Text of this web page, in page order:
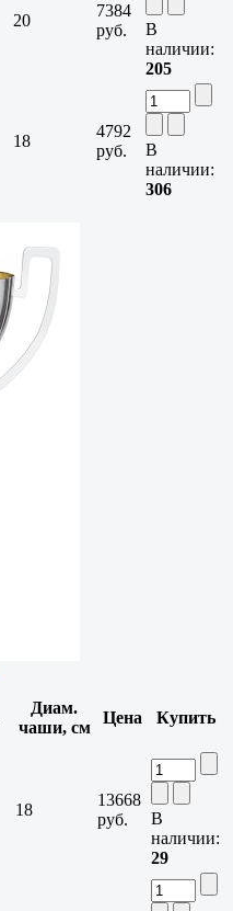
20
7384
руб.
В
наличии:
205
18
4792
руб.
В
наличии:
306
Диам.
чаши, см
Цена Купить
18
13668
руб.
В
наличии:
29